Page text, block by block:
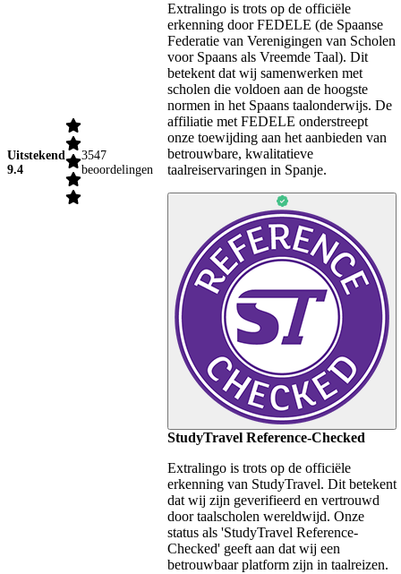
Uitstekend
9.4
3547
beoordelingen
Extralingo is trots op de officiële
erkenning door FEDELE (de Spaanse
Federatie van Verenigingen van Scholen
voor Spaans als Vreemde Taal). Dit
betekent dat wij samenwerken met
scholen die voldoen aan de hoogste
normen in het Spaans taalonderwijs. De
affiliatie met FEDELE onderstreept
onze toewijding aan het aanbieden van
betrouwbare, kwalitatieve
taalreiservaringen in Spanje.
StudyTravel Reference-Checked
Extralingo is trots op de officiële
erkenning van StudyTravel. Dit betekent
dat wij zijn geverifieerd en vertrouwd
door taalscholen wereldwijd. Onze
status als 'StudyTravel Reference-
Checked' geeft aan dat wij een
betrouwbaar platform zijn in taalreizen.